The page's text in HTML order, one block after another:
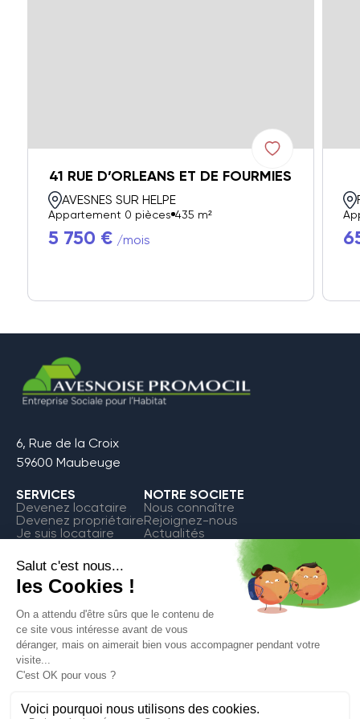
41 RUE D’ORLEANS ET DE FOURMIES
AVESNES SUR HELPE
Appartement 0 pièces 435 m²
5 750 € /mois
6, Rue de la Croix
59600 Maubeuge
SERVICES
Devenez locataire
Devenez propriétaire
Je suis locataire
NOTRE SOCIETE
Nous connaître
Rejoignez-nous
Actualités
Espace Locataire